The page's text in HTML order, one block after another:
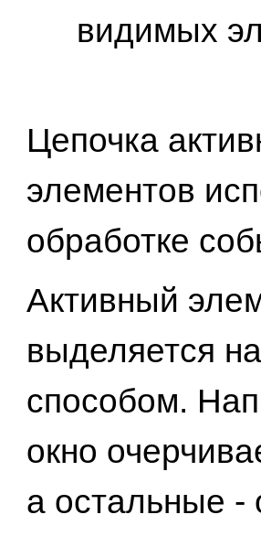
видимых
Цепочка
элементов
обработке
Активный
выделяется
способом.
окно
а остальные -